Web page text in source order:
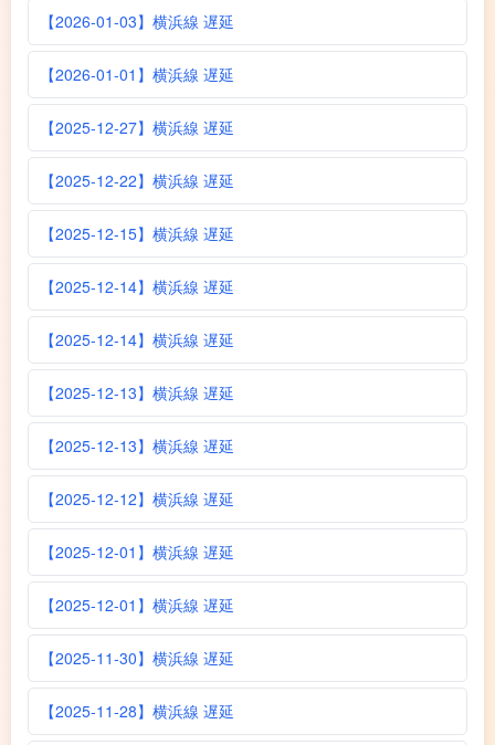
【2026-01-03】横浜線 遅延
【2026-01-01】横浜線 遅延
【2025-12-27】横浜線 遅延
【2025-12-22】横浜線 遅延
【2025-12-15】横浜線 遅延
【2025-12-14】横浜線 遅延
【2025-12-14】横浜線 遅延
【2025-12-13】横浜線 遅延
【2025-12-13】横浜線 遅延
【2025-12-12】横浜線 遅延
【2025-12-01】横浜線 遅延
【2025-12-01】横浜線 遅延
【2025-11-30】横浜線 遅延
【2025-11-28】横浜線 遅延